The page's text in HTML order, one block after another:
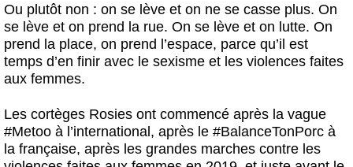
Ou plutôt non : on se lève et on ne se casse plus. On
se lève et on prend la rue. On se lève et on lutte. On
prend la place, on prend l’espace, parce qu’il est
temps d’en finir avec le sexisme et les violences faites
aux femmes.
Les cortèges Rosies ont commencé après la vague
#Metoo à l’international, après le #BalanceTonPorc à
la française, après les grandes marches contre les